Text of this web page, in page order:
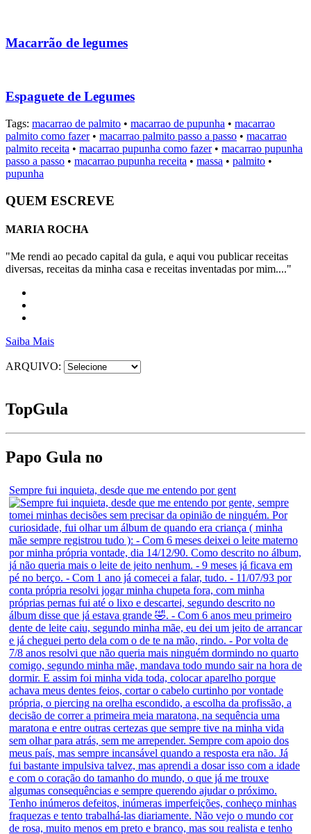
Macarrão de legumes
Espaguete de Legumes
Tags: macarrao de palmito • macarrao de pupunha • macarrao
palmito como fazer• macarrao palmito passo a passo • macarrao
palmito receita • macarrao pupunha como fazer• macarrao pupunha
passo a passo • macarrao pupunha receita • massa • palmito •
pupunha
QUEM ESCREVE
MARIA ROCHA
"Me rendi ao pecado capital da gula, e aqui vou publicar receitas
diversas, receitas da minha casa e receitas inventadas por mim...."
Saiba Mais
ARQUIVO:
TopGula
Papo Gula no
Sempre fui inquieta, desde que me entendo por gent